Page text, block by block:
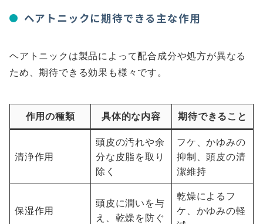
ヘアトニックに期待できる主な作用
ヘアトニックは製品によって配合成分や処方が異なる
ため、期待できる効果も様々です。
作用の種類 具体的な内容 期待できること
清浄作用
頭皮の汚れや余
分な皮脂を取り
除く
フケ、かゆみの
抑制、頭皮の清
潔維持
保湿作用
頭皮に潤いを与
え、乾燥を防ぐ
乾燥によるフ
ケ、かゆみの軽